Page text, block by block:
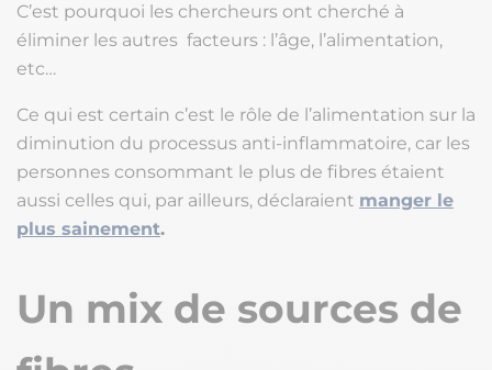
C’est pourquoi les chercheurs ont cherché à
éliminer les autres facteurs : l’âge, l’alimentation,
etc…
Ce qui est certain c’est le rôle de l’alimentation sur la
diminution du processus anti-inflammatoire, car les
personnes consommant le plus de fibres étaient
aussi celles qui, par ailleurs, déclaraient manger le
plus sainement.
Un mix de sources de